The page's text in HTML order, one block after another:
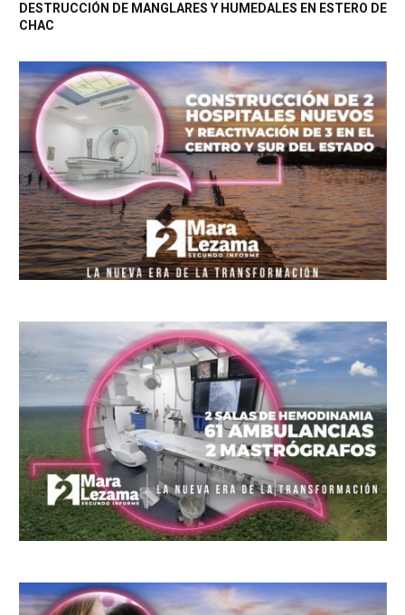
DESTRUCCIÓN DE MANGLARES Y HUMEDALES EN ESTERO DE
CHAC